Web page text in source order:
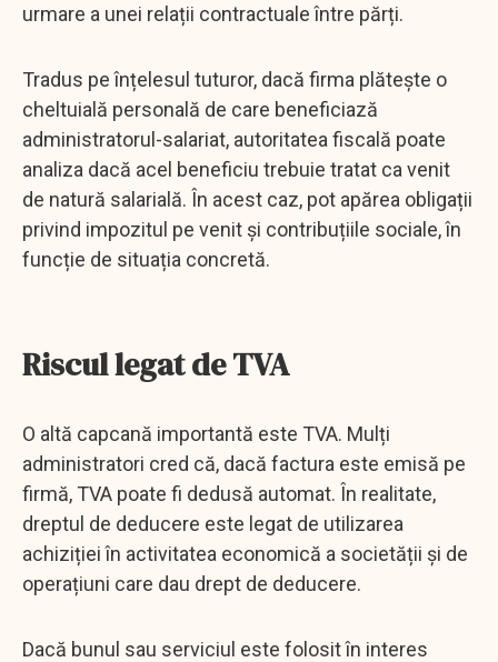
urmare a unei relații contractuale între părți.
Tradus pe înțelesul tuturor, dacă firma plătește o
cheltuială personală de care beneficiază
administratorul-salariat, autoritatea fiscală poate
analiza dacă acel beneficiu trebuie tratat ca venit
de natură salarială. În acest caz, pot apărea obligații
privind impozitul pe venit și contribuțiile sociale, în
funcție de situația concretă.
Riscul legat de TVA
O altă capcană importantă este TVA. Mulți
administratori cred că, dacă factura este emisă pe
firmă, TVA poate fi dedusă automat. În realitate,
dreptul de deducere este legat de utilizarea
achiziției în activitatea economică a societății și de
operațiuni care dau drept de deducere.
Dacă bunul sau serviciul este folosit în interes